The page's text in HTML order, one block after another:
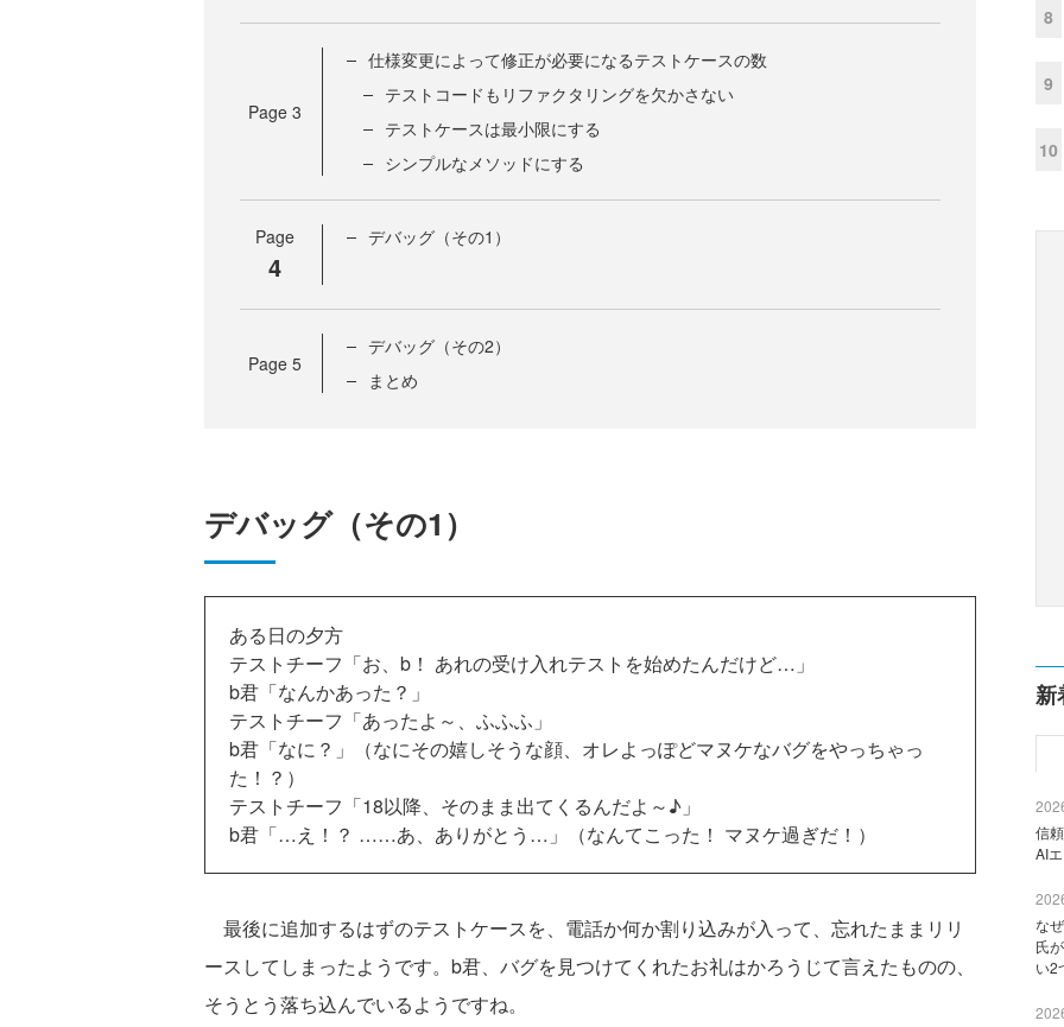
Page 3
仕様変更によって修正が必要になるテストケースの数
テストコードもリファクタリングを欠かさない
テストケースは最小限にする
シンプルなメソッドにする
Page
4
デバッグ（その1）
Page 5
デバッグ（その2）
まとめ
デバッグ（その1）
ある日の夕方
テストチーフ「お、b！ あれの受け入れテストを始めたんだけど…」
b君「なんかあった？」
テストチーフ「あったよ～、ふふふ」
b君「なに？」（なにその嬉しそうな顔、オレよっぽどマヌケなバグをやっちゃっ
た！？）
テストチーフ「18以降、そのまま出てくるんだよ～♪」
b君「…え！？ ……あ、ありがとう…」（なんてこった！ マヌケ過ぎだ！）
最後に追加するはずのテストケースを、電話か何か割り込みが入って、忘れたままリリ
ースしてしまったようです。b君、バグを見つけてくれたお礼はかろうじて言えたものの、
そうとう落ち込んでいるようですね。
8
9
10
新
信
AI
な
氏
い2